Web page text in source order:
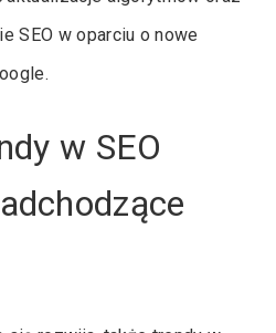
SEO w oparciu o nowe
w SEO